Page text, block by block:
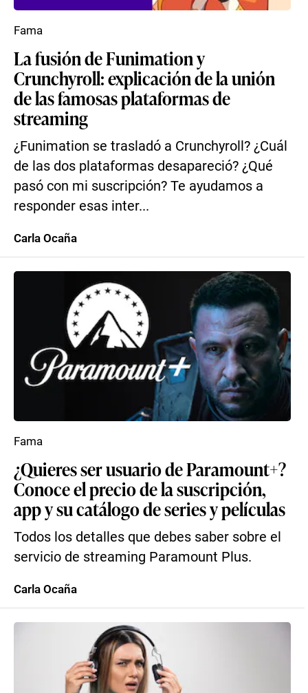
La fusión de Funimation y
Crunchyroll: explicación de la unión
de las famosas plataformas de
streaming
¿Funimation se trasladó a Crunchyroll? ¿Cuál
de las dos plataformas desapareció? ¿Qué
pasó con mi suscripción? Te ayudamos a
responder esas inter...
Fama
Carla Ocaña
¿Quieres ser usuario de Paramount+?
Conoce el precio de la suscripción,
app y su catálogo de series y películas
Todos los detalles que debes saber sobre el
servicio de streaming Paramount Plus.
Fama
Carla Ocaña